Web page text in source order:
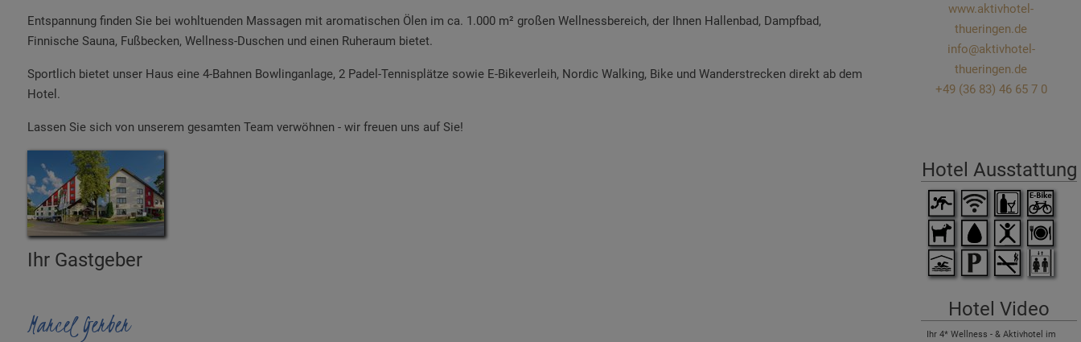
Entspannung finden Sie bei wohltuenden Massagen mit aromatischen Ölen im ca. 1.000 m² großen Wellnessbereich, der Ihnen Hallenbad, Dampfbad,
Finnische Sauna, Fußbecken, Wellness-Duschen und einen Ruheraum bietet.
Sportlich bietet unser Haus eine 4-Bahnen Bowlinganlage, 2 Padel-Tennisplätze sowie E-Bikeverleih, Nordic Walking, Bike und Wanderstrecken direkt ab dem
Hotel.
Lassen Sie sich von unserem gesamten Team verwöhnen - wir freuen uns auf Sie!
Ihr Gastgeber
Marcel Gerber
www.aktivhotel-
thueringen.de
info@aktivhotel-
thueringen.de
+49 (36 83) 46 65 7 0
Hotel Ausstattung
Hotel Video
Ihr 4* Wellness - & Aktivhotel im